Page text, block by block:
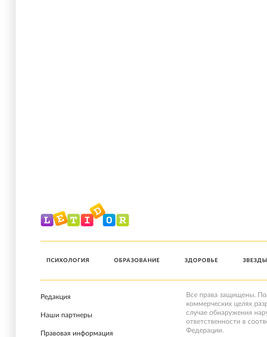
ПСИХОЛОГИЯ ОБРАЗОВАНИЕ ЗДОРОВЬЕ
Редакция
Наши партнеры
Правовая информация
Все права защищены.
коммерческих целях
случае обнаружения
ответственности в
Федерации.